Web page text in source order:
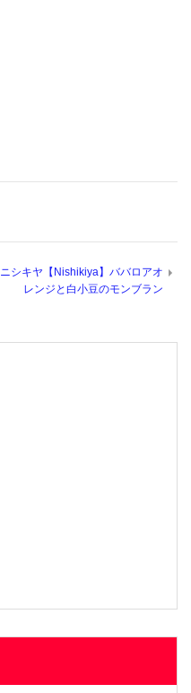
ニシキヤ【Nishikiya】ババロアオ
レンジと白小豆のモンブラン